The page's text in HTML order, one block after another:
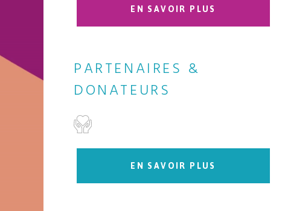
EN SAVOIR PLUS
PARTENAIRES &
DONATEURS
EN SAVOIR PLUS